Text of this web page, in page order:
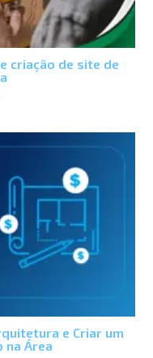
criação de site de
e Criar um
na Área